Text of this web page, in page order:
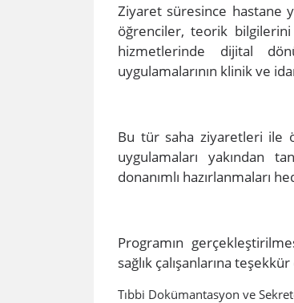
Ziyaret süresince hastane
öğrenciler, teorik
hizmetlerinde dijital
uygulamalarının klinik ve
Bu tür saha ziyaretleri ile
uygulamaları yakından
donanımlı hazırlanmaları
Programın
sağlık çalışanlarına
Tıbbi Dokümantasyon ve